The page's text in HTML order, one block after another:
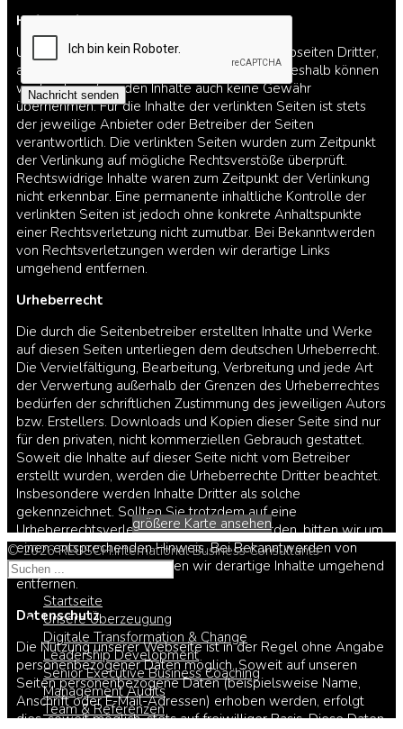
Haftung für Links
Unser Angebot enthält Links zu externen Webseiten Dritter,
auf deren Inhalte wir keinen Einfluss haben. Deshalb können
wir für diese fremden Inhalte auch keine Gewähr
übernehmen. Für die Inhalte der verlinkten Seiten ist stets
der jeweilige Anbieter oder Betreiber der Seiten
verantwortlich. Die verlinkten Seiten wurden zum Zeitpunkt
der Verlinkung auf mögliche Rechtsverstöße überprüft.
Rechtswidrige Inhalte waren zum Zeitpunkt der Verlinkung
nicht erkennbar. Eine permanente inhaltliche Kontrolle der
verlinkten Seiten ist jedoch ohne konkrete Anhaltspunkte
einer Rechtsverletzung nicht zumutbar. Bei Bekanntwerden
von Rechtsverletzungen werden wir derartige Links
umgehend entfernen.
Urheberrecht
Die durch die Seitenbetreiber erstellten Inhalte und Werke
auf diesen Seiten unterliegen dem deutschen Urheberrecht.
Die Vervielfältigung, Bearbeitung, Verbreitung und jede Art
der Verwertung außerhalb der Grenzen des Urheberrechtes
bedürfen der schriftlichen Zustimmung des jeweiligen Autors
bzw. Erstellers. Downloads und Kopien dieser Seite sind nur
für den privaten, nicht kommerziellen Gebrauch gestattet.
Soweit die Inhalte auf dieser Seite nicht vom Betreiber
erstellt wurden, werden die Urheberrechte Dritter beachtet.
Insbesondere werden Inhalte Dritter als solche
gekennzeichnet. Sollten Sie trotzdem auf eine
Urheberrechtsverletzung aufmerksam werden, bitten wir um
einen entsprechenden Hinweis. Bei Bekanntwerden von
Rechtsverletzungen werden wir derartige Inhalte umgehend
entfernen.
Datenschutz
Die Nutzung unserer Webseite ist in der Regel ohne Angabe
personenbezogener Daten möglich. Soweit auf unseren
Seiten personenbezogene Daten (beispielsweise Name,
Anschrift oder E-Mail-Adressen) erhoben werden, erfolgt
dies, soweit möglich, stets auf freiwilliger Basis. Diese Daten
Nachricht senden
größere Karte ansehen
© 2026 REUSCH.International Business Consultants
Startseite
Unsere Überzeugung
Digitale Transformation & Change
Leadership Development
Senior Executive Business Coaching
Management Audits
Team & Referenzen